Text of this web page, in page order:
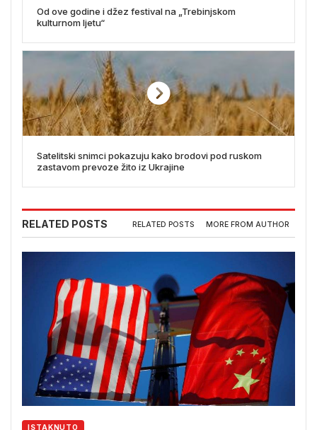
Od ove godine i džez festival na „Trebinjskom
kulturnom ljetu“
Satelitski snimci pokazuju kako brodovi pod ruskom
zastavom prevoze žito iz Ukrajine
RELATED POSTS RELATED POSTS MORE FROM AUTHOR
ISTAKNUTO